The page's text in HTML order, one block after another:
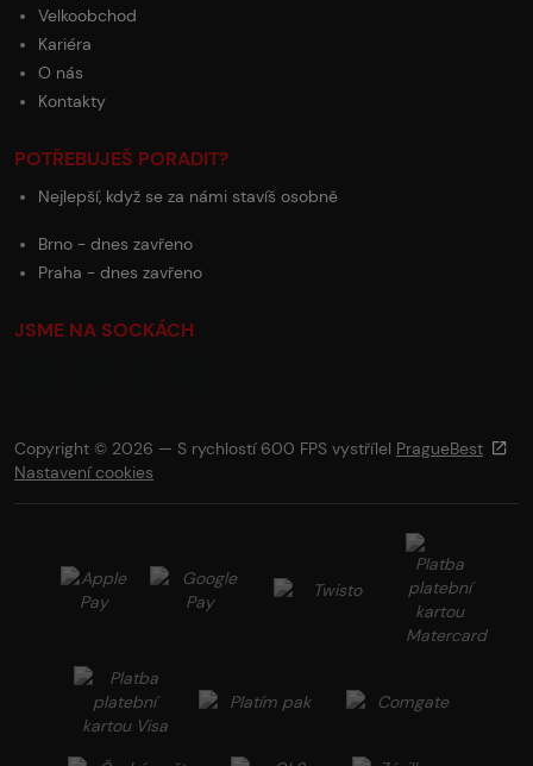
Velkoobchod
Kariéra
O nás
Kontakty
POTŘEBUJEŠ PORADIT?
Nejlepší, když se za námi stavíš osobně
Brno - dnes zavřeno
Praha - dnes zavřeno
JSME NA SOCKÁCH
Copyright © 2026 — S rychlostí 600 FPS vystřílel PragueBest
Nastavení cookies